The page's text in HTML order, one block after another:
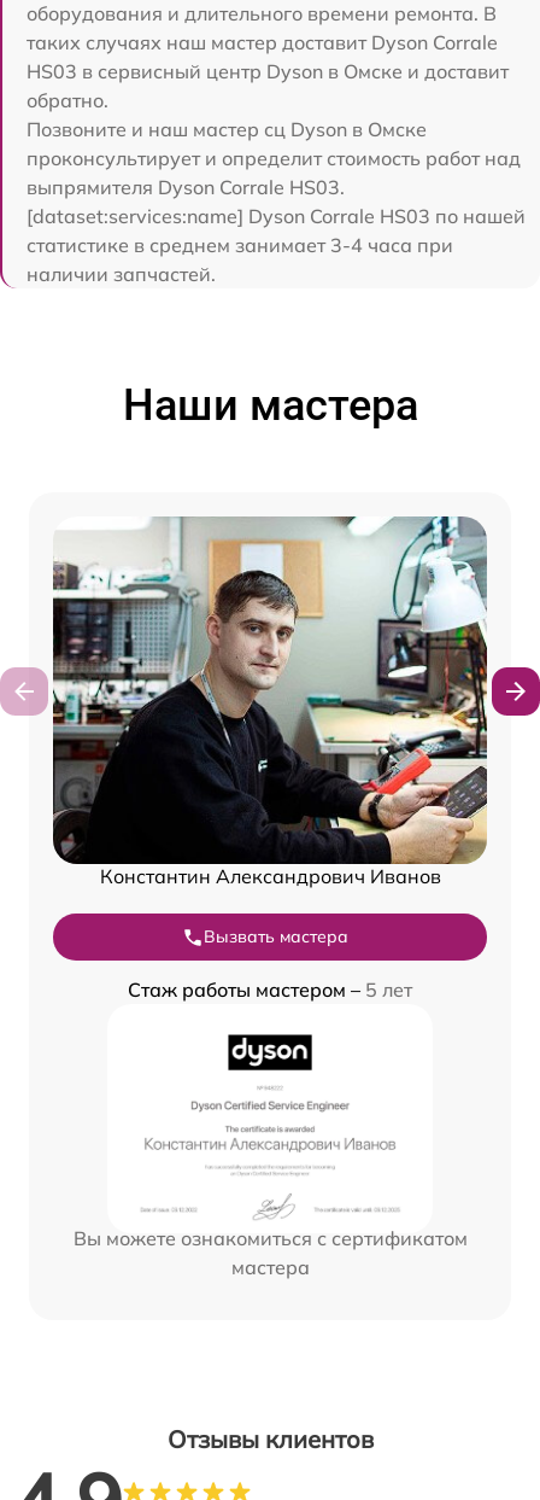
оборудования и длительного времени ремонта. В
таких случаях наш мастер доставит Dyson Corrale
HS03 в сервисный центр Dyson в Омске и доставит
обратно.
Позвоните и наш мастер сц Dyson в Омске
проконсультирует и определит стоимость работ над
выпрямителя Dyson Corrale HS03.
[dataset:services:name] Dyson Corrale HS03 по нашей
статистике в среднем занимает 3-4 часа при
наличии запчастей.
Наши мастера
Константин Александрович Иванов
Вызвать мастера
Стаж работы мастером – 5 лет
Вы можете ознакомиться с сертификатом
мастера
Отзывы клиентов